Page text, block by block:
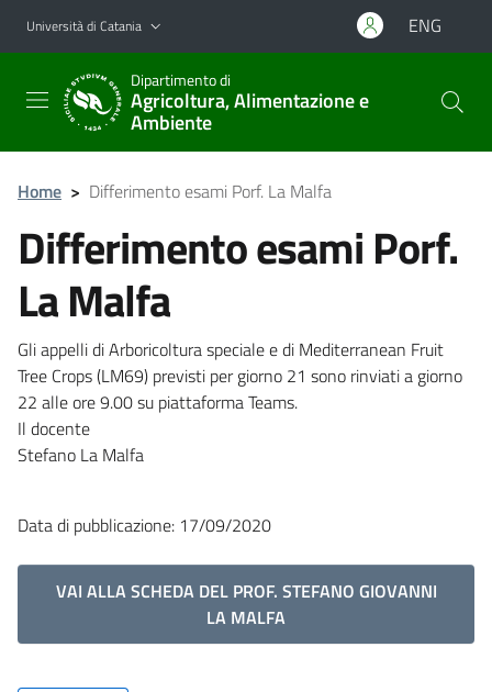
Vai al contenuto principale
Vai al menu di navigazione
Università di Catania ENG
Dipartimento di
Agricoltura, Alimentazione e
Ambiente
Home > Differimento esami Porf. La Malfa
Differimento esami Porf.
La Malfa
Gli appelli di Arboricoltura speciale e di Mediterranean Fruit
Tree Crops (LM69) previsti per giorno 21 sono rinviati a giorno
22 alle ore 9.00 su piattaforma Teams.
Il docente
Stefano La Malfa
Data di pubblicazione: 17/09/2020
VAI ALLA SCHEDA DEL PROF. STEFANO GIOVANNI
LA MALFA